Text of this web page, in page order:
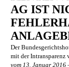
AG IST
Der
mit der Intransparenz
vom 13. Januar 2016